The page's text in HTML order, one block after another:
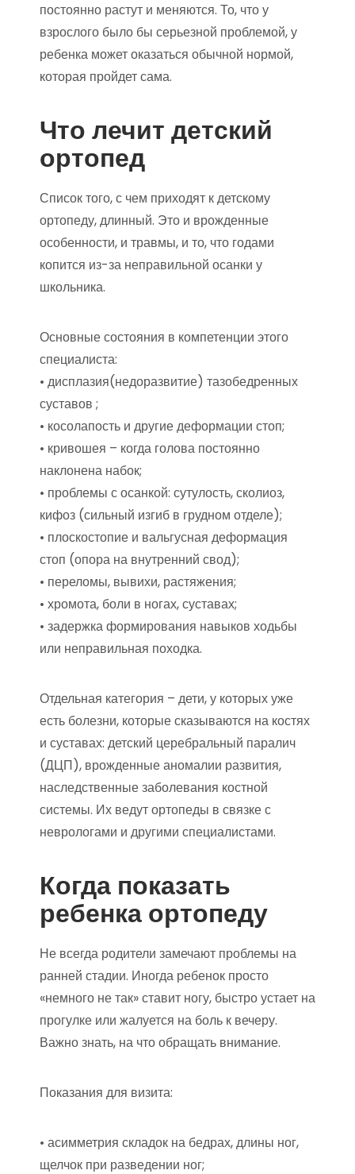
постоянно растут и меняются. То, что у
взрослого было бы серьезной проблемой, у
ребенка может оказаться обычной нормой,
которая пройдет сама.
Что лечит детский
ортопед
Список того, с чем приходят к детскому
ортопеду, длинный. Это и врожденные
особенности, и травмы, и то, что годами
копится из-за неправильной осанки у
школьника.
Основные состояния в компетенции этого
специалиста:
• дисплазия(недоразвитие) тазобедренных
суставов ;
• косолапость и другие деформации стоп;
• кривошея – когда голова постоянно
наклонена набок;
• проблемы с осанкой: сутулость, сколиоз,
кифоз (сильный изгиб в грудном отделе);
• плоскостопие и вальгусная деформация
стоп (опора на внутренний свод);
• переломы, вывихи, растяжения;
• хромота, боли в ногах, суставах;
• задержка формирования навыков ходьбы
или неправильная походка.
Отдельная категория – дети, у которых уже
есть болезни, которые сказываются на костях
и суставах: детский церебральный паралич
(ДЦП), врожденные аномалии развития,
наследственные заболевания костной
системы. Их ведут ортопеды в связке с
неврологами и другими специалистами.
Когда показать
ребенка ортопеду
Не всегда родители замечают проблемы на
ранней стадии. Иногда ребенок просто
«немного не так» ставит ногу, быстро устает на
прогулке или жалуется на боль к вечеру.
Важно знать, на что обращать внимание.
Показания для визита:
• асимметрия складок на бедрах, длины ног,
щелчок при разведении ног;